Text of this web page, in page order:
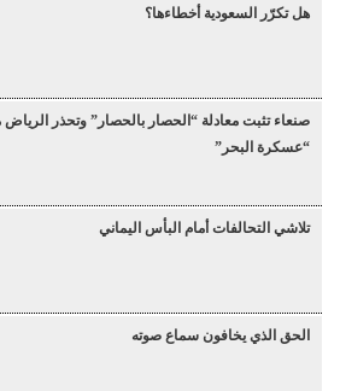
هل تكرّر السعودية أخطاءها؟
صنعاء تثبت معادلة “الحصار بالحصار” وتحذر
“عسكرة البحر”
تلاشي التحالفات أمام البأس اليماني
الحق الذي يخافون سماع صوته